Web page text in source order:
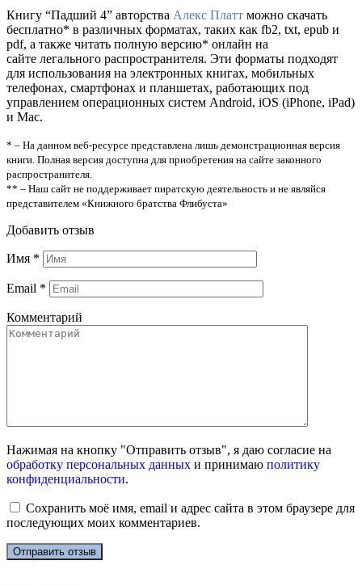
Книгу “Падший 4” авторства Алекс Платт можно скачать
бесплатно* в различных форматах, таких как fb2, txt, epub и
pdf, а также читать полную версию* онлайн на
сайте легального распространителя. Эти форматы подходят
для использования на электронных книгах, мобильных
телефонах, смартфонах и планшетах, работающих под
управлением операционных систем Android, iOS (iPhone, iPad)
и Mac.
* – На данном веб-ресурсе представлена лишь демонстрационная версия
книги. Полная версия доступна для приобретения на сайте законного
распространителя.
** – Наш сайт не поддерживает пиратскую деятельность и не являйся
представителем «Книжного братства Флибуста»
Добавить отзыв
Имя *
Email *
Комментарий
Нажимая на кнопку "Отправить отзыв", я даю согласие на
обработку персональных данных и принимаю политику
конфиденциальности.
Сохранить моё имя, email и адрес сайта в этом браузере для
последующих моих комментариев.